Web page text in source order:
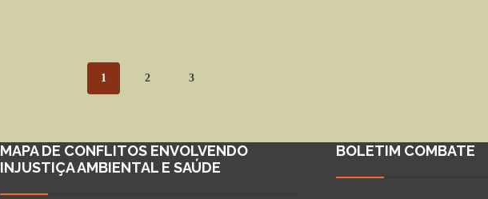
1 2 3
MAPA DE CONFLITOS ENVOLVENDO
INJUSTIÇA AMBIENTAL E SAÚDE
BOLETIM COMBATE